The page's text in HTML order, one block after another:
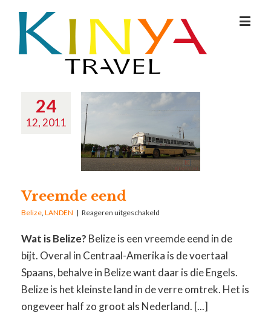
24
12, 2011
Vreemde eend
Belize ,LANDEN | Reageren uitgeschakeld
Wat is Belize? Belize is een vreemde eend in de
bijt. Overal in Centraal-Amerika is de voertaal
Spaans, behalve in Belize want daar is die Engels.
Belize is het kleinste land in de verre omtrek. Het is
ongeveer half zo groot als Nederland. [...]